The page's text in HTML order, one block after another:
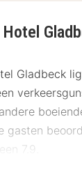
Gladbeck
gasten
7.9.